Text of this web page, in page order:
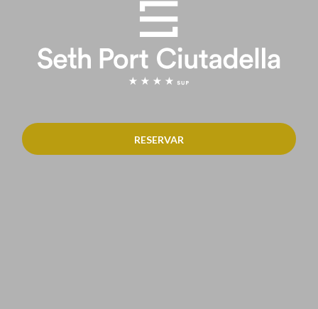
RESERVAR